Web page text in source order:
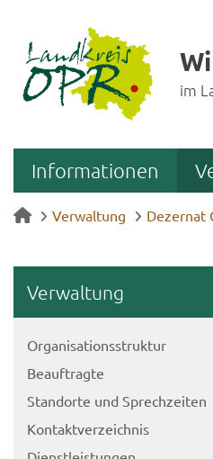
im
Informationen
Verwaltung Dezernat
Ver­wal­tung
Or­ga­ni­sa­ti­ons­struk­tur
Be­auf­trag­te
Stand­or­te und Sprech­zei­ten
Kon­takt­ver­zeich­nis